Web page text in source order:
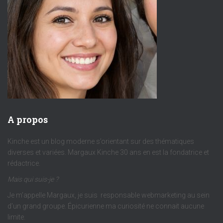
A propos
Kinche est un blog moderne s’orientant sur des thématiques
diverses et variées. Margaux Kinche 30 ans en est la fondatrice et
rédactrice.
Mais qui suis-je ?
Je m’appelle Margaux, je suis responsable webmarketing au sein
d’un grand groupe. Épicurienne ma curiosité ne connait aucune
limite.